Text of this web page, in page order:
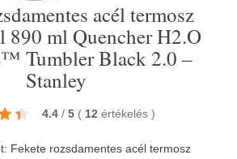
acél termosz
890 ml Quencher H2.O
Tumbler Black 2.0 –
Stanley
4.4 / 5 ( 12 értékelés )
Fekete rozsdamentes acél termosz